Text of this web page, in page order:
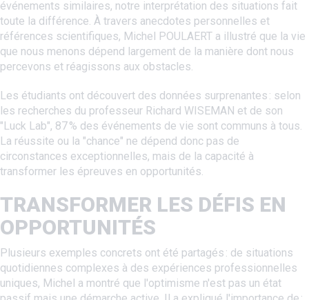
événements similaires, notre interprétation des situations fait
toute la différence. À travers anecdotes personnelles et
références scientifiques, Michel POULAERT a illustré que la vie
que nous menons dépend largement de la manière dont nous
percevons et réagissons aux obstacles.
Les étudiants ont découvert des données surprenantes : selon
les recherches du professeur Richard WISEMAN et de son
"Luck Lab", 87 % des événements de vie sont communs à tous.
La réussite ou la "chance" ne dépend donc pas de
circonstances exceptionnelles, mais de la capacité à
transformer les épreuves en opportunités.
TRANSFORMER LES DÉFIS EN
OPPORTUNITÉS
Plusieurs exemples concrets ont été partagés : de situations
quotidiennes complexes à des expériences professionnelles
uniques, Michel a montré que l'optimisme n'est pas un état